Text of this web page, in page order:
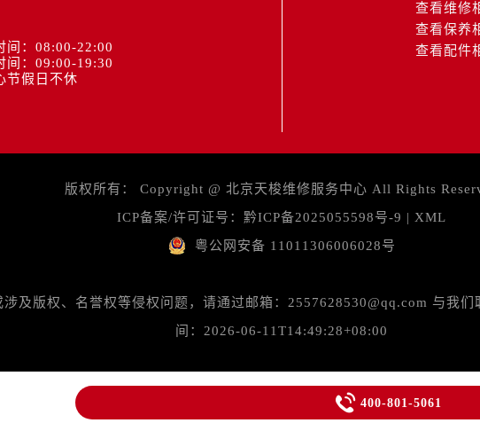
间：08:00-22:00
间：09:00-19:30
节假日不休
查看维修
查看保养
查看配件
版权所有： Copyright @ 北京天梭维修服务中心 All Rights
ICP备案/许可证号： 黔ICP备2025055598号-9 | XML
粤公网安备 11011306006028号
及版权、名誉权等侵权问题，请通过邮箱：2557628530@qq.com 与我
间：2026-06-11T14:49:28+08:00
 400-801-5061